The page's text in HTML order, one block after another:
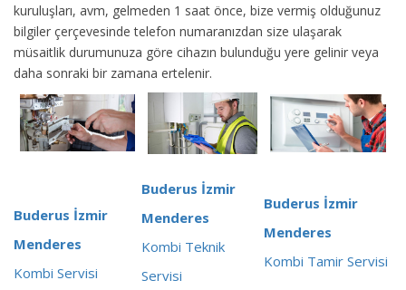
kuruluşları, avm, gelmeden 1 saat önce, bize vermiş olduğunuz
bilgiler çerçevesinde telefon numaranızdan size ulaşarak
müsaitlik durumunuza göre cihazın bulunduğu yere gelinir veya
daha sonraki bir zamana ertelenir.
Buderus İzmir
Menderes
Kombi Servisi
Buderus İzmir
Menderes
Kombi Teknik
Servisi
Buderus İzmir
Menderes
Kombi Tamir Servisi